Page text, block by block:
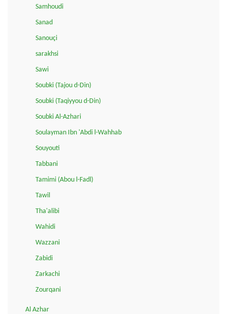
Samhoudi
Sanad
Sanouçi
sarakhsi
Sawi
Soubki (Tajou d-Din)
Soubki (Taqiyyou d-Din)
Soubki Al-Azhari
Soulayman Ibn 'Abdi l-Wahhab
Souyouti
Tabbani
Tamimi (Abou l-Fadl)
Tawil
Tha'alibi
Wahidi
Wazzani
Zabidi
Zarkachi
Zourqani
Al Azhar